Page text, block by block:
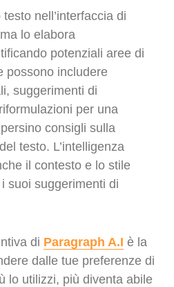
nell’interfaccia di
lo elabora
potenziali aree di
possono includere
suggerimenti di
per una
consigli sulla
testo. L’intelligenza
il contesto e lo stile
suoi suggerimenti di
di Paragraph A.I è la
dalle tue preferenze di
lo utilizzi, più diventa abile